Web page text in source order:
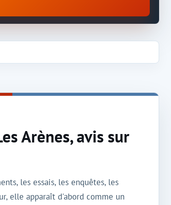
Arènes, avis sur
les essais, les enquêtes, les
elle apparaît d'abord comme un